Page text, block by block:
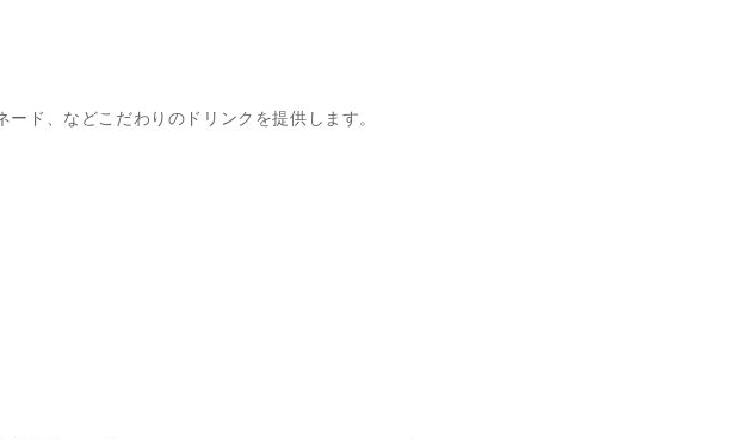
ド、などこだわりのドリンクを提供します。